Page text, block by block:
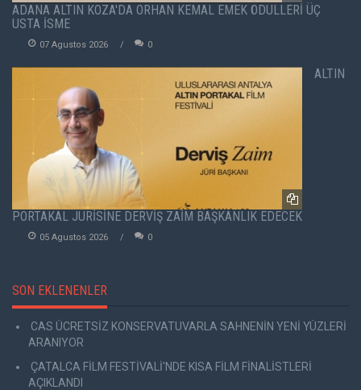
ADANA ALTIN KOZA'DA ORHAN KEMAL EMEK ÖDÜLLERİ ÜÇ
USTA İSME
07 Agustos 2026 0
ALTIN
PORTAKAL JÜRİSİNE DERVİŞ ZAİM BAŞKANLIK EDECEK
05 Agustos 2026 0
SON EKLENENLER
CAS ÜCRETSİZ KONSERVATUVARLA SAHNENİN YENİ YÜZLERİ
ARANIYOR
ÇATALCA FİLM FESTİVALİ'NDE KISA FİLM FİNALİSTLERİ
AÇIKLANDI